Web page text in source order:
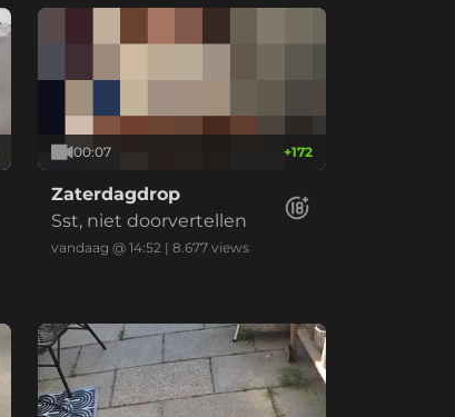
00:07 +172
Zaterdagdrop
Sst, niet doorvertellen
vandaag @ 14:52 |8.677 views